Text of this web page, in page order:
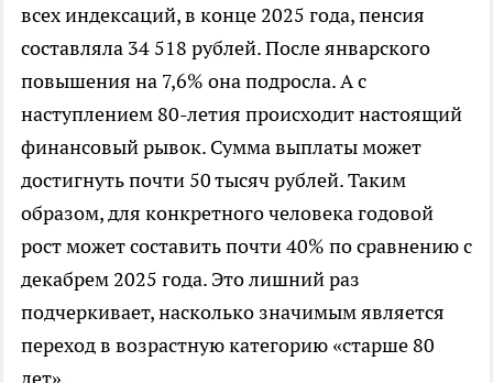
всех индексаций, в конце 2025 года, пенсия
составляла 34 518 рублей. После январского
повышения на 7,6% она подросла. А с
наступлением 80-летия происходит настоящий
финансовый рывок. Сумма выплаты может
достигнуть почти 50 тысяч рублей. Таким
образом, для конкретного человека годовой
рост может составить почти 40% по сравнению с
декабрем 2025 года. Это лишний раз
подчеркивает, насколько значимым является
переход в возрастную категорию «старше 80
лет».